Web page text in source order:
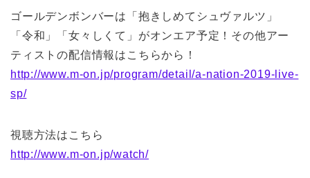
ゴールデンボンバーは「抱きしめてシュヴァルツ」
「令和」「女々しくて」がオンエア予定！その他アー
ティストの配信情報はこちらから！
http://www.m-on.jp/program/detail/a-nation-2019-live-
sp/
視聴方法はこちら
http://www.m-on.jp/watch/